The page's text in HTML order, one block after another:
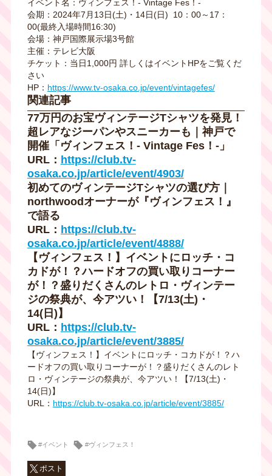
イベント名：ヴィンフェス！- Vintage Fes！-
会期：2024年7月13日(土)・14日(日) 10：00～17：
00(最終入場時間16:30)
会場：神戸国際展示場3号館
主催：テレビ大阪
チケット：当日1,000円 詳しくはイベントHPをご覧くだ
さい
HP： https://www.tv-osaka.co.jp/event/vintagefes/
関連記事
77万円のお宝ヴィンテージTシャツを発見！
超レアなジーパンやスニーカーも｜神戸で
開催「ヴィンフェス！- Vintage Fes！-」
URL： https://club.tv-
osaka.co.jp/article/event/4903/
初めてのヴィンテージTシャツの選び方｜
northwoodオーナーが『ヴィンフェス！』
で語る
URL： https://club.tv-
osaka.co.jp/article/event/4888/
【ヴィンフェス！】イベントにロッチ・コ
カドが！？ハードオフの買い取りコーナー
が！？盛りだくさんのレトロ・ヴィンテー
ジの祭典が、今アツい！【7/13(土)・
14(日)】
URL： https://club.tv-
osaka.co.jp/article/event/3885/
【ヴィンフェス！】イベントにロッチ・コカドが！？ハ
ードオフの買い取りコーナーが！？盛りだくさんのレト
ロ・ヴィンテージの祭典が、今アツい！【7/13(土)・
14(日)】
URL： https://club.tv-osaka.co.jp/article/event/3885/
#イベント #ヴィンフェス！
ポスト